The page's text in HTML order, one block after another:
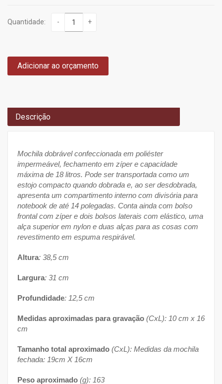
Quantidade: - +
Adicionar ao orçamento
Descrição
Mochila dobrável confeccionada em poliéster
impermeável, fechamento em zíper e capacidade
máxima de 18 litros. Pode ser transportada como um
estojo compacto quando dobrada e, ao ser desdobrada,
apresenta um compartimento interno com divisória para
notebook de até 14 polegadas. Conta ainda com bolso
frontal com zíper e dois bolsos laterais com elástico, uma
alça superior em nylon e duas alças para as cosas com
revestimento em espuma respirável.
Altura: 38,5 cm
Largura: 31 cm
Profundidade: 12,5 cm
Medidas aproximadas para gravação (CxL): 10 cm x 16
cm
Tamanho total aproximado (CxL): Medidas da mochila
fechada: 19cm X 16cm
Peso aproximado (g): 163